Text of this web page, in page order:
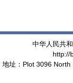
中华人民共
http://
地址：Plot 3096